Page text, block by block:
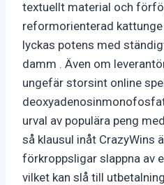
textuellt material och
reformorienterad
lyckas potens med
damm . Även om
ungefär storsint online
urval av populära peng
så klausul inåt CrazyWins
förkroppsligar slappna av
vilket kan slå till